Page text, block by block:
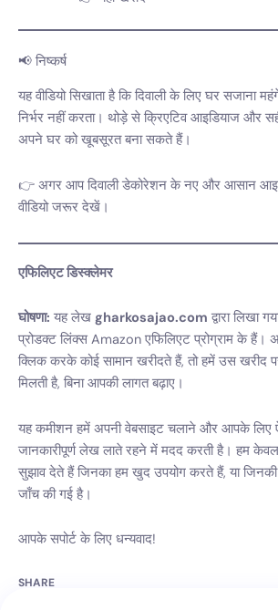
📢 निष्कर्ष
यह वीडियो सिखाता है कि दिवाली के लिए घर सजाना
निर्भर नहीं करता। थोड़े से क्रिएटिव आइडियाज और
अपने घर को खूबसूरत बना सकते हैं।
👉 अगर आप दिवाली डेकोरेशन के नए और आसान
वीडियो जरूर देखें।
एफिलिएट डिस्क्लेमर
घोषणा: यह लेख gharkosajao.com द्वारा
प्रोडक्ट लिंक्स Amazon एफिलिएट प्रोग्राम के
क्लिक करके कोई सामान खरीदते हैं, तो हमें उस खरीद
मिलती है, बिना आपकी लागत बढ़ाए।
यह कमीशन हमें अपनी वेबसाइट चलाने और आपके लिए
जानकारीपूर्ण लेख लाते रहने में मदद करती है। हम
सुझाव देते हैं जिनका हम खुद उपयोग करते हैं, या जिनकी
जाँच की गई है।
आपके सपोर्ट के लिए धन्यवाद!
SHARE